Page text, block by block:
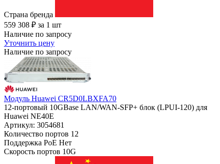
Страна бренда
559 308 ₽ за 1 шт
Наличие по запросу
Уточнить цену
Наличие по запросу
Модуль Huawei CR5D0LBXFA70
12-портовый 10GBase LAN/WAN-SFP+ блок (LPUI-120) для
Huawei NE40E
Артикул: 3054681
Количество портов 12
Поддержка PoE Нет
Скорость портов 10G